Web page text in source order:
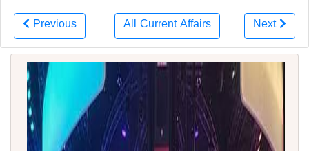
Previous All Current Affairs Next